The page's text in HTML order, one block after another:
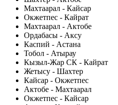
Махтаарал - Кайсар
Окжетпес - Кайрат
Махтаарал - Актобе
Ордабасы - Аксу
Каспий - Астана
Тобол - Атырау
Кызыл-Жар СК - Кайрат
Жетысу - Шахтер
Кайсар - Окжетпес
Актобе - Махтаарал
Окжетпес - Кайсар